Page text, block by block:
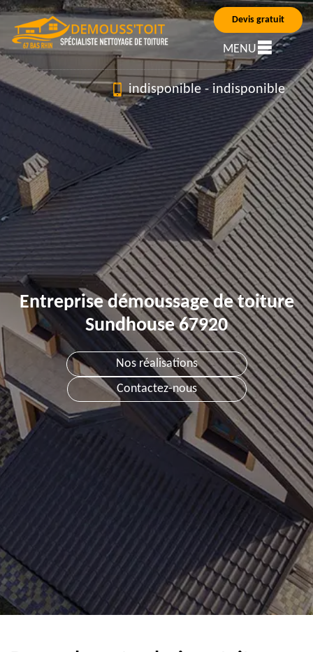
Devis gratuit
MENU
indisponible -indisponible
Entreprise démoussage de toiture
Sundhouse 67920
Nos réalisations
Contactez-nous